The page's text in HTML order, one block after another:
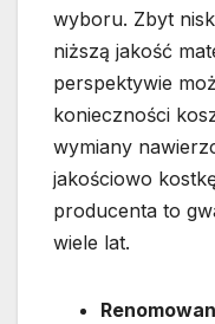
wyboru. Zbyt
niższą jakość
perspektywie
konieczności
wymiany
jakościowo
producenta to
wiele lat.